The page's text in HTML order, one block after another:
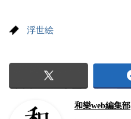
浮世絵
和樂web編集部